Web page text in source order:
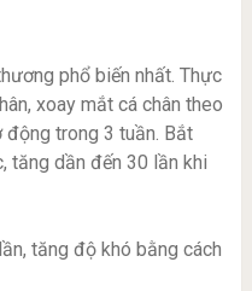
phổ biến nhất. Thực
xoay mắt cá chân theo
trong 3 tuần. Bắt
tăng dần đến 30 lần khi
tăng độ khó bằng cách